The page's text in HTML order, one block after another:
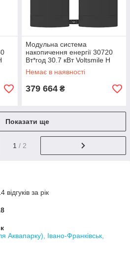
Модульна система
накопичення енергії 30720
Вт*год 30.7 кВт Voltsmile H
Немає в наявності
379 664 ₴
Показати ще
1 / 2
за рік
Аквапарку), Івано-Франківськ,